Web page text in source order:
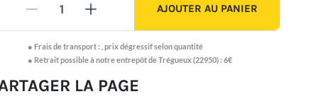
- + AJOUTER AU PANIER
●Frais de transport : ,prix dégressif selon quantité
● Retrait possible à notre entrepôt de Trégueux (22950) : 6€
LA PAGE